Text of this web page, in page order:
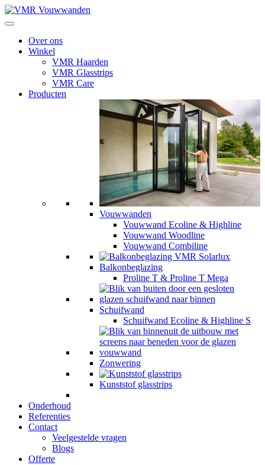
Over ons
Winkel
VMR Haarden
VMR Glasstrips
VMR Care
Producten
Vouwwanden
Vouwwand Ecoline & Highline
Vouwwand Woodline
Vouwwand Combiline
Balkonbeglazing
Proline T & Proline T Mega
Schuifwand
Schuifwand Ecoline & Highline S
Zonwering
Kunststof glasstrips
Onderhoud
Referenties
Contact
Veelgestelde vragen
Blogs
Offerte